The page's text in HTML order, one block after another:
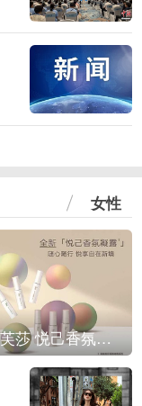
女性
IPSA茵芙莎 悦己香氛凝露上市